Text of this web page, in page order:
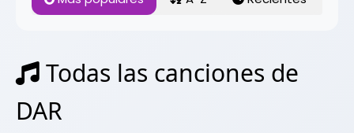
Todas las canciones de
DAR